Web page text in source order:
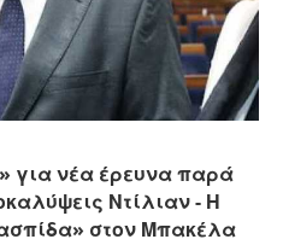
για νέα έρευνα παρά
Ντίλιαν - Η
στον Μπακέλα